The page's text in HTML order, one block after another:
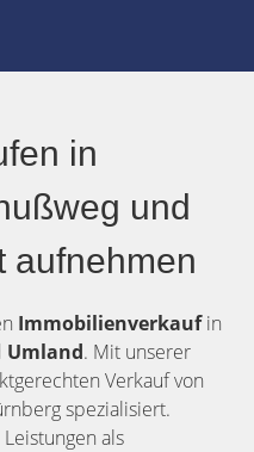
in
und
aufnehmen
Immobilienverkaufin
Umland. Mit unserer
Verkauf von
spezialisiert.
als